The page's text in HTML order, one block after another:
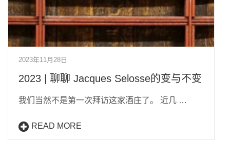
2023年11月28日
2023 | 聊聊 Jacques Selosse的变与不变
我们当然不是第一次拜访这家酒庄了。 近几 …
READ MORE